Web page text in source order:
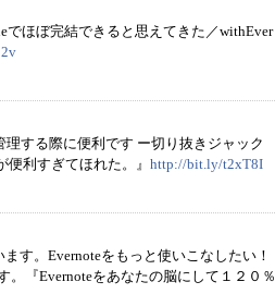
でほぼ完結できると思えてきた／withEver
理する際に便利です ー切り抜きジャック
利すぎてほれた。』 http://bit.ly/t2xT8I
す。Evernoteをもっと使いこなしたい！
『Evernoteをあなたの脳にして１２０％